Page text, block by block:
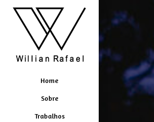
Home
Sobre
Trabalhos